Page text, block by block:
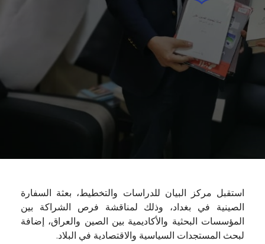
استقبل مركز البيان للدراسات والتخطيط، بعثة السفارة
الصينية في بغداد، وذلك لمناقشة فرص الشراكة بين
المؤسسات البحثية والأكاديمية بين الصين والعراق، إضافة
لبحث المستجدات السياسية والاقتصادية في البلاد.